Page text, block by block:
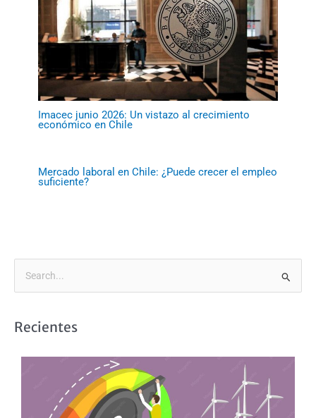
Imacec junio 2026: Un vistazo al crecimiento
económico en Chile
Mercado laboral en Chile: ¿Puede crecer el empleo
suficiente?
cRecientes